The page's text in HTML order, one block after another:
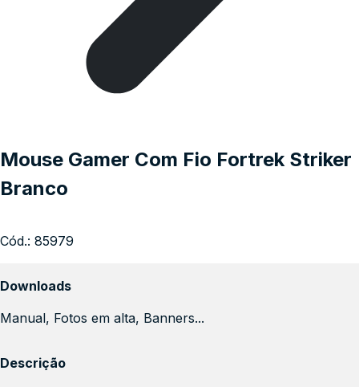
Mouse Gamer Com Fio Fortrek Striker
Branco
Cód.: 85979
Downloads
Manual, Fotos em alta, Banners...
Descrição